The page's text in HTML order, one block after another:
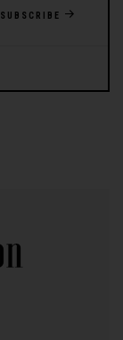
SUBSCRIBE